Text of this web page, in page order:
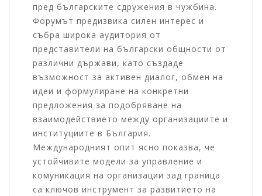
пред българските сдружения в чужбина.
Форумът предизвика силен интерес и
събра широка аудитория от
представители на български общности от
различни държави, като създаде
възможност за активен диалог, обмен на
идеи и формулиране на конкретни
предложения за подобряване на
взаимодействието между организациите и
институциите в България.
Международният опит ясно показва, че
устойчивите модели за управление и
комуникация на организации зад граница
са ключов инструмент за развитието на